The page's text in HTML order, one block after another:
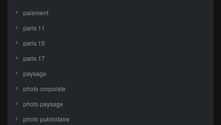
paiement
paris 11
paris 15
paris 17
paysage
photo corporate
photo paysage
photo publicitaire